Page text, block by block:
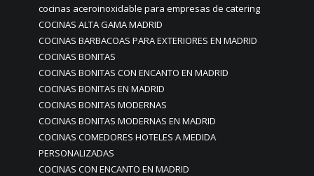
cocinas aceroinoxidable para empresas de catering
COCINAS ALTA GAMA MADRID
COCINAS BARBACOAS PARA EXTERIORES EN MADRID
COCINAS BONITAS
COCINAS BONITAS CON ENCANTO EN MADRID
COCINAS BONITAS EN MADRID
COCINAS BONITAS MODERNAS
COCINAS BONITAS MODERNAS EN MADRID
COCINAS COMEDORES HOTELES A MEDIDA
PERSONALIZADAS
COCINAS CON ENCANTO EN MADRID